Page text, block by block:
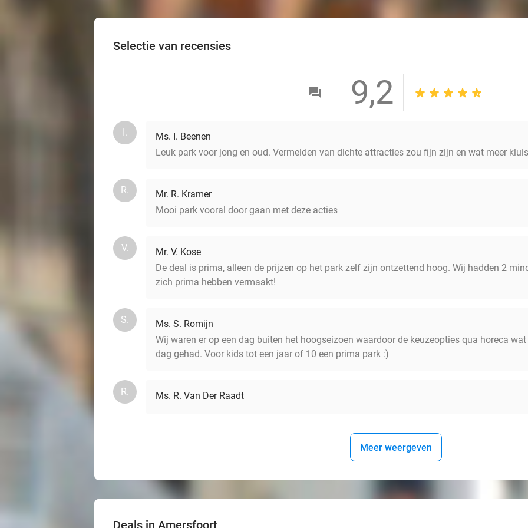
Selectie van recensies
9,2
I.
Ms. I. Beenen
Leuk park voor jong en oud. Vermelden van dichte attracties zou fijn zijn en wat meer
R.
Mr. R. Kramer
Mooi park vooral door gaan met deze acties
V.
Mr. V. Kose
De deal is prima, alleen de prijzen op het park zelf zijn ontzettend hoog. Wij hadden 2
zich prima hebben vermaakt!
S.
Ms. S. Romijn
Wij waren er op een dag buiten het hoogseizoen waardoor de keuzeopties qua horeca
dag gehad. Voor kids tot een jaar of 10 een prima park :)
R. Ms. R. Van Der Raadt
Meer weergeven